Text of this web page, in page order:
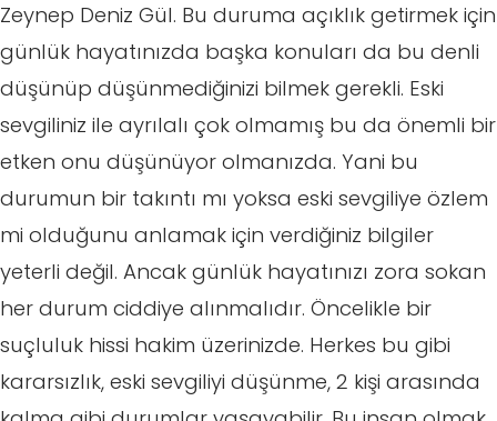
Zeynep Deniz Gül. Bu duruma açıklık getirmek için
günlük hayatınızda başka konuları da bu denli
düşünüp düşünmediğinizi bilmek gerekli. Eski
sevgiliniz ile ayrılalı çok olmamış bu da önemli bir
etken onu düşünüyor olmanızda. Yani bu
durumun bir takıntı mı yoksa eski sevgiliye özlem
mi olduğunu anlamak için verdiğiniz bilgiler
yeterli değil. Ancak günlük hayatınızı zora sokan
her durum ciddiye alınmalıdır. Öncelikle bir
suçluluk hissi hakim üzerinizde. Herkes bu gibi
kararsızlık, eski sevgiliyi düşünme, 2 kişi arasında